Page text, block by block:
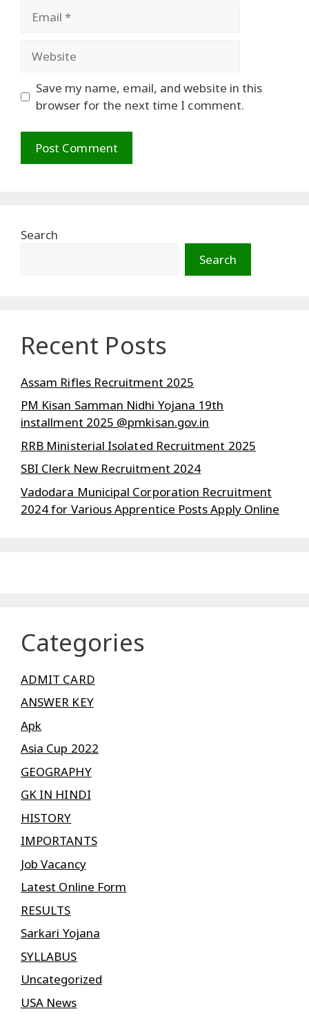
Save my name, email, and website in this
browser for the next time I comment.
Search
Search
Recent Posts
Assam Rifles Recruitment 2025
PM Kisan Samman Nidhi Yojana 19th
installment 2025 @pmkisan.gov.in
RRB Ministerial Isolated Recruitment 2025
SBI Clerk New Recruitment 2024
Vadodara Municipal Corporation Recruitment
2024 for Various Apprentice Posts Apply Online
Categories
ADMIT CARD
ANSWER KEY
Apk
Asia Cup 2022
GEOGRAPHY
GK IN HINDI
HISTORY
IMPORTANTS
Job Vacancy
Latest Online Form
RESULTS
Sarkari Yojana
SYLLABUS
Uncategorized
USA News